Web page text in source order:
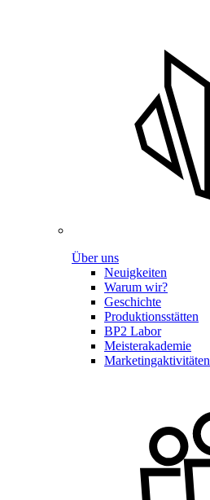
Über uns
Neuigkeiten
Warum wir?
Geschichte
Produktionsstätten
BP2 Labor
Meisterakademie
Marketingaktivitäten